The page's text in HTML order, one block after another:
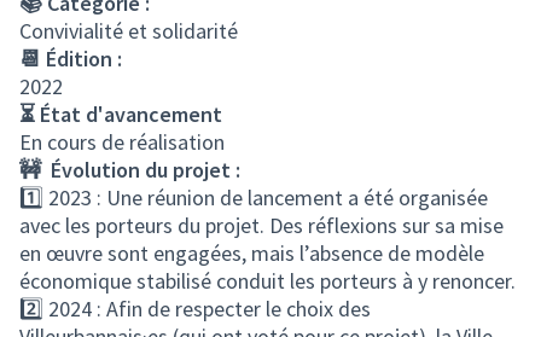
Convivialité et solidarité
📆 Édition :
2022
⏳ État d'avancement
En cours de réalisation
🚧 Évolution du projet :
1️⃣ 2023 : Une réunion de lancement a été organisée
avec les porteurs du projet. Des réflexions sur sa mise
en œuvre sont engagées, mais l’absence de modèle
économique stabilisé conduit les porteurs à y renoncer.
2️⃣ 2024 : Afin de respecter le choix des